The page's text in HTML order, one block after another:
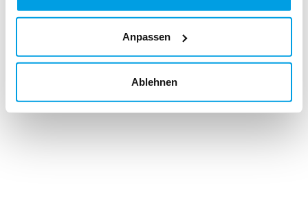
Anpassen
Ablehnen